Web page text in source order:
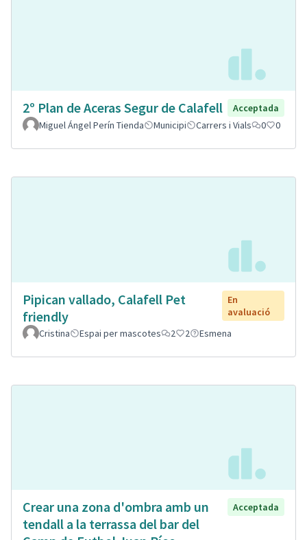
2º Plan de Aceras Segur de Calafell
Acceptada
Miguel Ángel Perín Tienda
Municipi Carrers i Vials 0 0
Pipican vallado, Calafell Pet
friendly
En
avaluació
Cristina
Espai per mascotes 2 2 Esmena
Crear una zona d'ombra amb un
tendall a la terrassa del bar del
Acceptada